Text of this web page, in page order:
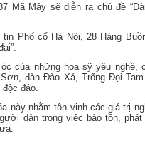
Mã Mây sẽ diễn ra chủ đề
tin Phố cổ Hà Nội, 28 Hàng
của những họa sỹ yêu nghề,
Sơn, đàn Đào Xá, Trống Đọi
đáo.
này nhằm tôn vinh các giá trị
dân trong việc bảo tồn,